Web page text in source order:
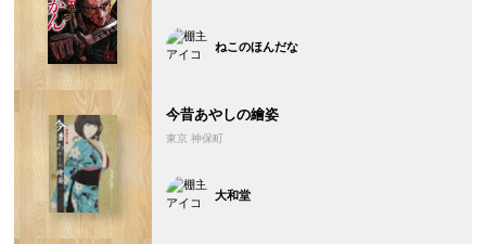
ねこのほんだな
今昔あやしの繪姿
東京 神保町
大和堂